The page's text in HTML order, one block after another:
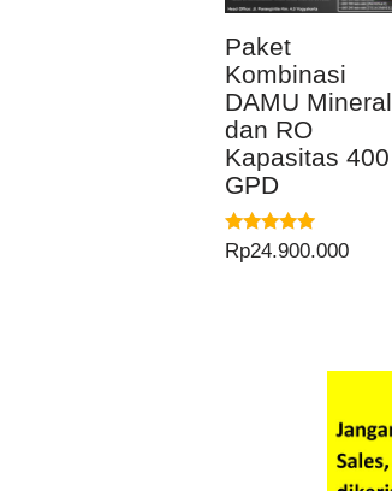
Paket
Kombinasi
DAMU Mineral
dan RO
Kapasitas 400
GPD
Dinilai
5.00
Rp24.900.000